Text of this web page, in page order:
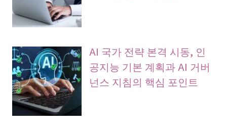
AI 국가 전략 본격 시동, 인
공지능 기본 계획과 AI 거버
넌스 지침의 핵심 포인트